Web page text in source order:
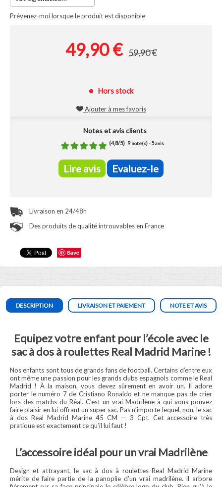
Save
Prévenez-moi lorsque le produit est disponible
49,90 € 59,90 €
Hors stock
Ajouter à mes favoris
Notes et avis clients
(4,8/5) 9note(s) -5avis
Lire avis Evaluez-le
Livraison en 24/48h
Des produits de qualité introuvables en France
DESCRIPTION LIVRAISON ET PAIEMENT NOTE ET AVIS
Equipez votre enfant pour l’école avec le
sac à dos à roulettes Real Madrid Marine !
Nos enfants sont tous de grands fans de football. Certains d’entre eux
ont même une passion pour les grands clubs espagnols comme le Real
Madrid ! À la maison, vous devez sûrement en avoir un. Il adore
porter le numéro 7 de Cristiano Ronaldo et ne manque pas de crier
lors des matchs du Réal. C’est un vrai Madrilène à qui vous pouvez
faire plaisir en lui offrant un super sac. Pas n’importe lequel, non, le sac
à dos Real Madrid Marine 45 CM — 3 Cpt. Cet accessoire très
pratique est exactement ce qu’il lui faut !
L’accessoire idéal pour un vrai Madrilène
Design et attrayant, le sac à dos à roulettes Real Madrid Marine
mérite de faire partie de la panoplie d’un vrai madrilène. Il arbore